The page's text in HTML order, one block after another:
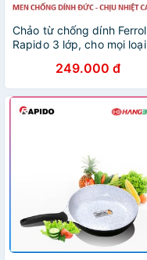
Chảo từ chống dính
Rapido 3 lớp, cho mọi loại
249.000 đ